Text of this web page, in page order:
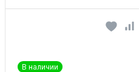
В наличии